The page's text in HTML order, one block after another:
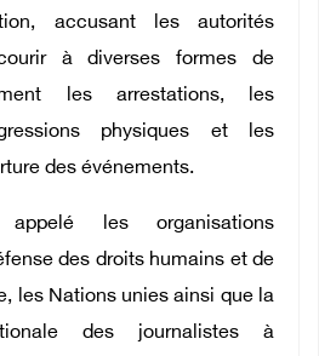
accusant les autorités
à diverses formes de
les arrestations, les
physiques et les
des événements.
les organisations
des droits humains et de
les Nations unies ainsi que la
des journalistes à